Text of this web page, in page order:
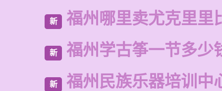
新 福州哪里卖尤克里里
新 福州学古筝一节多少
新 福州民族乐器培训中